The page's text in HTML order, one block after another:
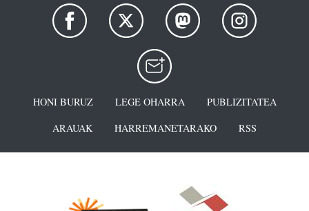
HONI BURUZ LEGE OHARRA
PUBLIZITATEA
ARAUAK
HARREMANETARAKO RSS